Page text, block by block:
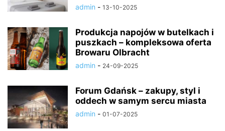
admin - 13-10-2025
Produkcja napojów w butelkach i
puszkach – kompleksowa oferta
Browaru Olbracht
admin - 24-09-2025
Forum Gdańsk – zakupy, styl i
oddech w samym sercu miasta
admin - 01-07-2025